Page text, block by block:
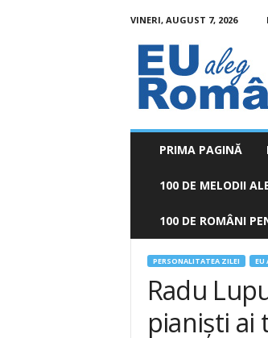
VINERI, AUGUST 7, 2026
aleg
România
PRIMA PAGINĂ
100 DE MELODII
100 DE ROMÂNI
PERSONALITATEA ZILEI EU
Radu
pianiști